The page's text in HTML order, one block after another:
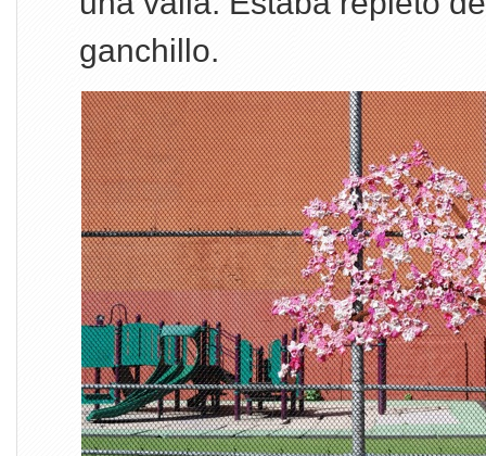
ganchillo.